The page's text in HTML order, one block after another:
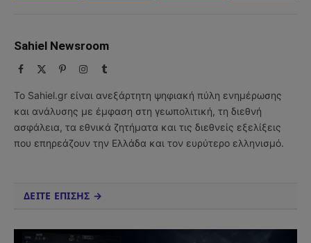
Sahiel Newsroom
Facebook PinterestInstagram
Tumblr
Το Sahiel.gr είναι ανεξάρτητη ψηφιακή πύλη ενημέρωσης
και ανάλυσης με έμφαση στη γεωπολιτική, τη διεθνή
ασφάλεια, τα εθνικά ζητήματα και τις διεθνείς εξελίξεις
που επηρεάζουν την Ελλάδα και τον ευρύτερο ελληνισμό.
ΔΕΙΤΕ ΕΠΙΣΗΣ →